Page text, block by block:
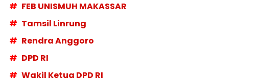
FEB UNISMUH MAKASSAR
Tamsil Linrung
Rendra Anggoro
DPD RI
Wakil Ketua DPD RI